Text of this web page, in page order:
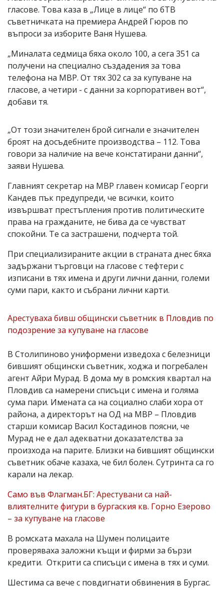
гласове. Това каза в „Лице в лице“ по бТВ
съветничката на премиера Андрей Гюров по
въпроси за изборите Ваня Нушева.
„Миналата седмица бяха около 100, а сега 351 са
получени на специално създадения за това
телефона на МВР. От тях 302 са за купуване на
гласове, а четири - с данни за корпоративен вот“,
добави тя.
„От този значителен брой сигнали е значителен
броят на досъдебните производства – 112. Това
говори за наличие на вече констатирани данни“,
заяви Нушева.
Главният секретар на МВР главен комисар Георги
Кандев пък предупреди, че всички, които
извършват престъпления против политическите
права на гражданите, не бива да се чувстват
спокойни. Те са застрашени, подчерта той.
При специализираните акции в страната днес бяха
задържани търговци на гласове с тефтери с
изписани в тях имена и други лични данни, големи
суми пари, както и събрани лични карти.
Арестуваха бивш общински съветник в Пловдив по
подозрение за купуване на гласове
В Столипиново униформени изведоха с белезници
бившият общински съветник, ходжа и погребален
агент Айри Мурад. В дома му в ромския квартал на
Пловдив са намерени списъци с имена и голяма
сума пари. Имената са на социално слаби хора от
района, а директорът на ОД на МВР – Пловдив
старши комисар Васил Костадинов поясни, че
Мурад не е дал адекватни доказателства за
произхода на парите. Близки на бившият общински
съветник обаче казаха, че бил болен. Сутринта са го
карали на лекар.
Само във Флагман.БГ: Арестувани са най-
влиятелните фигури в бургаския кв. Горно Езерово
– за купуване на гласове
В ромската махала на Шумен полицаите
проверяваха заложни къщи и фирми за бързи
кредити. Открити са списъци с имена в тях и суми.
Шестима са вече с повдигнати обвинения в Бургас.